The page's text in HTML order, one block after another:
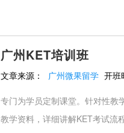
广州KET培训班
文章来源： 广州微果留学 开班
专门为学员定制课堂。针对性教
教学资料，详细讲解KET考试流